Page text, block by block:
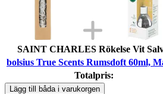
SAINT CHARLES Rökelse Vit
bolsius True Scents Rumsdoft 60ml,
Totalpris:
Lägg till båda i varukorgen